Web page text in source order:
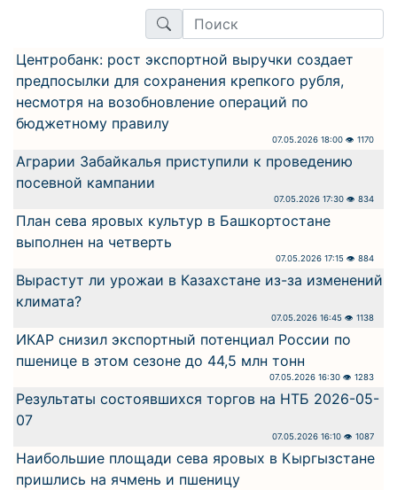
Центробанк: рост экспортной выручки создает
предпосылки для сохранения крепкого рубля,
несмотря на возобновление операций по
бюджетному правилу
07.05.2026 18:00 👁 1170
Аграрии Забайкалья приступили к проведению
посевной кампании
07.05.2026 17:30 👁 834
План сева яровых культур в Башкортостане
выполнен на четверть
07.05.2026 17:15 👁 884
Вырастут ли урожаи в Казахстане из-за изменений
климата?
07.05.2026 16:45 👁 1138
ИКАР снизил экспортный потенциал России по
пшенице в этом сезоне до 44,5 млн тонн
07.05.2026 16:30 👁 1283
Результаты состоявшихся торгов на НТБ 2026-05-
07
07.05.2026 16:10 👁 1087
Наибольшие площади сева яровых в Кыргызстане
пришлись на ячмень и пшеницу